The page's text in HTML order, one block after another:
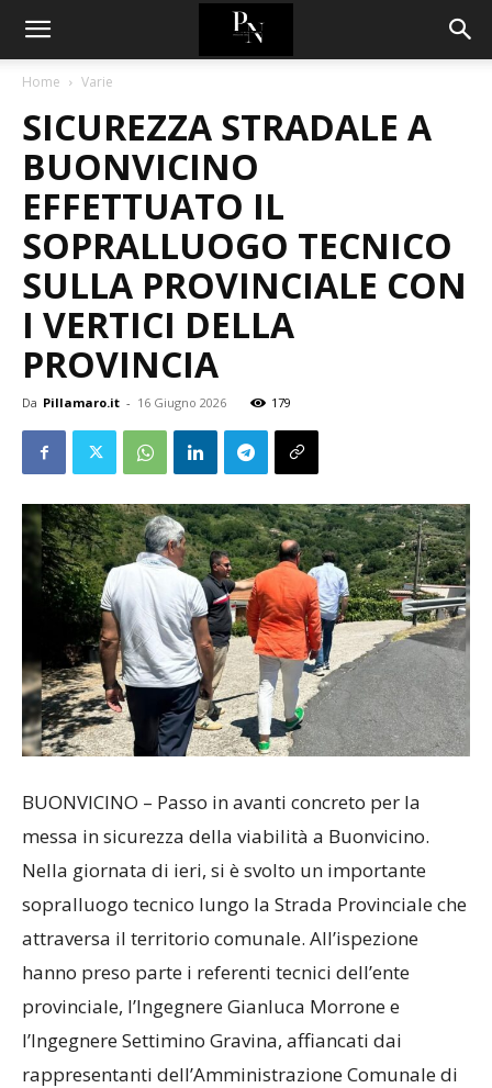
Home Varie
SICUREZZA STRADALE A
BUONVICINO
EFFETTUATO IL
SOPRALLUOGO TECNICO
SULLA PROVINCIALE CON
I VERTICI DELLA
PROVINCIA
Da Pillamaro.it - 16 Giugno 2026 179
BUONVICINO – Passo in avanti concreto per la
messa in sicurezza della viabilità a Buonvicino.
Nella giornata di ieri, si è svolto un importante
sopralluogo tecnico lungo la Strada Provinciale che
attraversa il territorio comunale. All’ispezione
hanno preso parte i referenti tecnici dell’ente
provinciale, l’Ingegnere Gianluca Morrone e
l’Ingegnere Settimino Gravina, affiancati dai
rappresentanti dell’Amministrazione Comunale di